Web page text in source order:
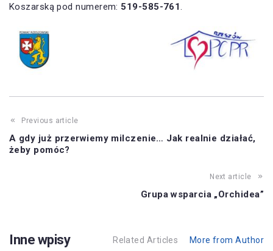
Koszarską pod numerem: 519-585-761.
Previous article
A gdy już przerwiemy milczenie… Jak realnie działać,
żeby pomóc?
Next article
Grupa wsparcia „Orchidea”
Inne wpisy Related Articles More from Author